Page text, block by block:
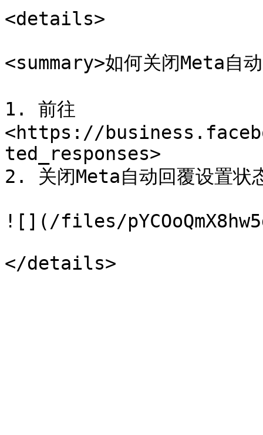
<details>
<summary>如何关闭Meta自
1. 前往
<https://
ted_responses>
2. 关闭Meta自动回覆设置
![](/files/